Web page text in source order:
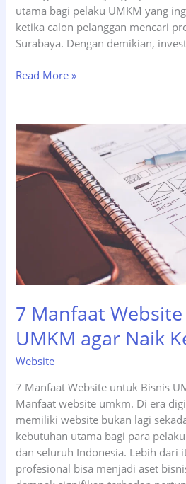
utama bagi pelaku UMKM yang
ketika calon pelanggan mencari
Surabaya. Dengan demikian,
Tips
Lokal
Surabaya
Biar
Bisnis
Cepat
Read More »
7 Manfaat
UMKM agar Naik
Website
7 Manfaat Website untuk Bisnis
Manfaat website umkm. Di era
memiliki website bukan lagi
kebutuhan utama bagi para
dan seluruh Indonesia. Lebih dari
profesional bisa menjadi aset